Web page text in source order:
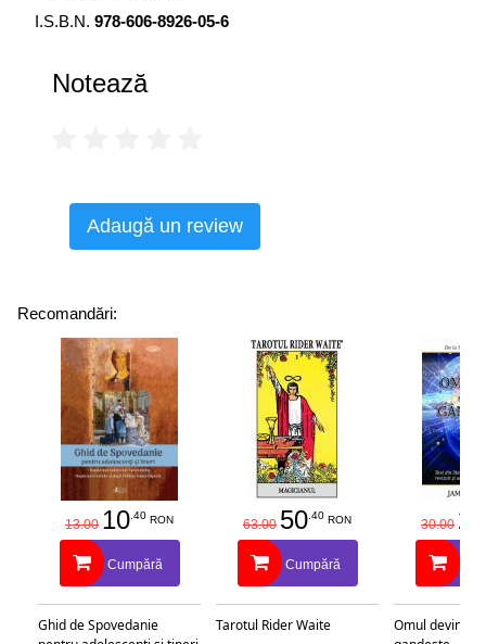
I.S.B.N. 978-606-8926-05-6
Notează
Adaugă un review
Recomandări:
13.00 10.40 RON
Cumpără
Ghid de Spovedanie
63.00 50.40 RON
Cumpără
Tarotul Rider Waite
30.00 25
Omul devine